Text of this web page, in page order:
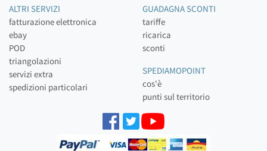
ALTRI SERVIZI
fatturazione elettronica
ebay
POD
triangolazioni
servizi extra
spedizioni particolari
GUADAGNA SCONTI
tariffe
ricarica
sconti
SPEDIAMOPOINT
cos'è
punti sul territorio